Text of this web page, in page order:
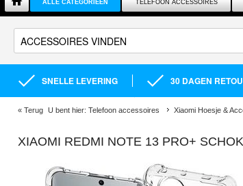
ALLE CATEGORIEËN TELEFOON ACCESSOIRES
SNELLE LEVERING 30 DAGEN
« Terug U bent hier: Telefoon accessoires Xiaomi Hoesje &
XIAOMI REDMI NOTE 13 PRO+